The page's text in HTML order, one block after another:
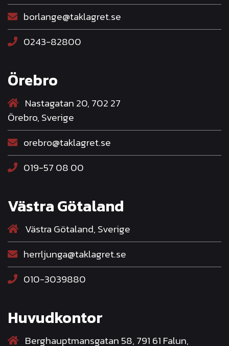
borlange@taklagret.se
0243-82800
Örebro
Nastagatan 20, 702 27
Örebro, Sverige
orebro@taklagret.se
019-57 08 00
Västra Götaland
Västra Götaland, Sverige
herrljunga@taklagret.se
010-3039880
Huvudkontor
Berghauptmansgatan 58, 791 61 Falun,